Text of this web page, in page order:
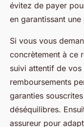
évitez de payer
en garantissant
Si vous vous
concrètement à ce
suivi attentif de vos
remboursements
garanties
déséquilibres.
assureur pour